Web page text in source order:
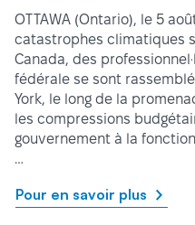
OTTAWA (Ontario), le 5
catastrophes climatiques
Canada, des
fédérale se sont
York, le long de la
les compressions
gouvernement à la
…
Pour en savoir plus